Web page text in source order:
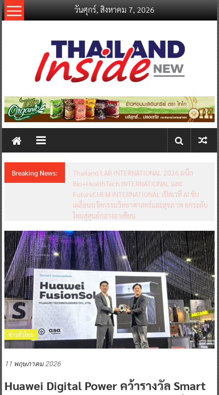
Skip
to
วันศุกร์, สิงหาคม 7, 2026
thailandinsidenew.com
Thailand
New
Breaking News:
Thailand LAB INTERNATIONAL 2026 ผนึก
Bio+HealthTech INTERNATIONAL และ
FutureCHEM INTERNATIONAL เปิดเวที AI ขับ
เคลื่อนนวัตกรรมวิทยาศาสตร์และสุขภาพ ยกระดับ
ไทยสู่ศูนย์กลางอาเซียน
ข่าวทั่วไทย
11 พฤษภาคม 2026
Huawei Digital Power คว้ารางวัล Smart